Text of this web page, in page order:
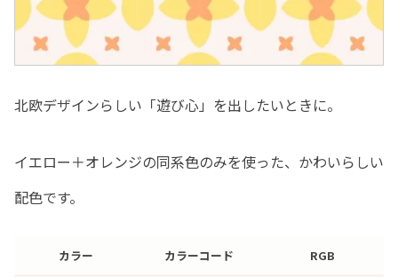
北欧デザインらしい「遊び心」を出したいときに。
イエロー＋オレンジの同系色のみを使った、かわいらしい
配色です。
カラー カラーコード RGB